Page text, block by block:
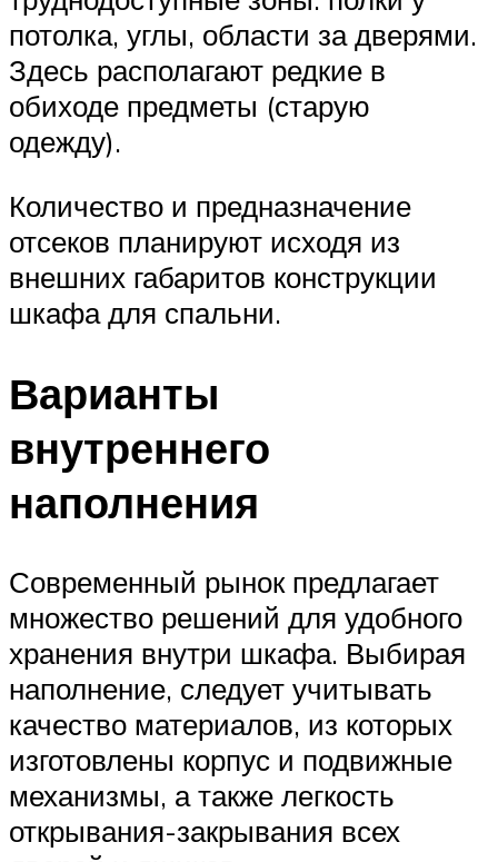
потолка, углы, области за дверями.
Здесь располагают редкие в
обиходе предметы (старую
одежду).
Количество и предназначение
отсеков планируют исходя из
внешних габаритов конструкции
шкафа для спальни.
Варианты
внутреннего
наполнения
Современный рынок предлагает
множество решений для удобного
хранения внутри шкафа. Выбирая
наполнение, следует учитывать
качество материалов, из которых
изготовлены корпус и подвижные
механизмы, а также легкость
открывания-закрывания всех